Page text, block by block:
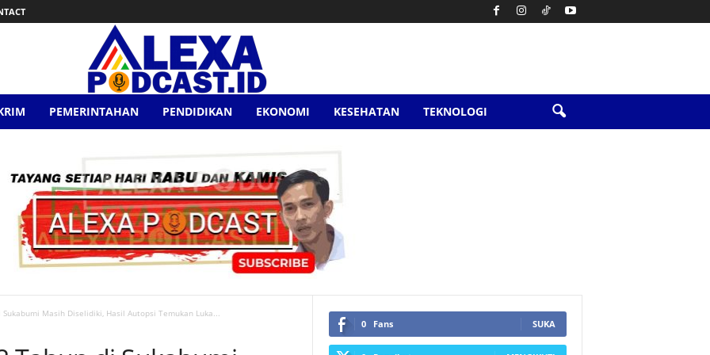
PEMERINTAHAN PENDIDIKAN EKONOMI KESEHATAN TEKNOLOGI
Masih Diselidiki, Hasil Autopsi Temukan Luka...
0 Fans SUKA